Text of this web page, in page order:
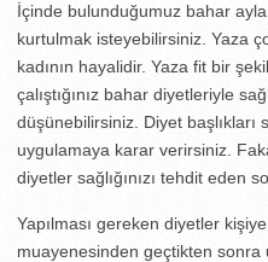
İçinde bulunduğumuz bahar
kurtulmak isteyebilirsiniz. Yaza
kadının hayalidir. Yaza fit bir
çalıştığınız bahar diyetleriyle
düşünebilirsiniz. Diyet başlıkları
uygulamaya karar verirsiniz.
diyetler sağlığınızı tehdit eden
Yapılması gereken diyetler
muayenesinden geçtikten